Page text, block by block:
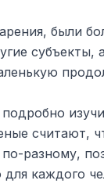
были
считают,
разному,
каждого